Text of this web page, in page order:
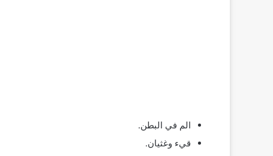
الم في البطن.
قيء وغثيان.